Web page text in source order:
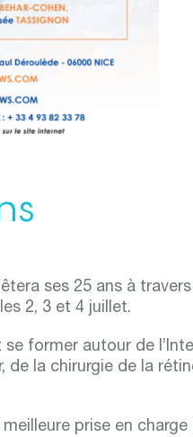
ses 25 ans à
2, 3 et 4 juillet.
former autour de
la chirurgie de la
prise en charge